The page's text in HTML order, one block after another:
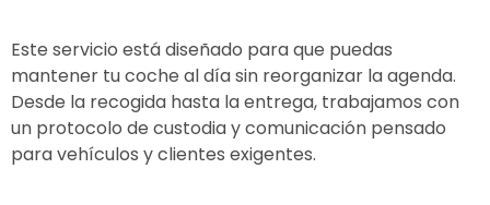
Este servicio está diseñado para que puedas
mantener tu coche al día sin reorganizar la agenda.
Desde la recogida hasta la entrega, trabajamos con
un protocolo de custodia y comunicación pensado
para vehículos y clientes exigentes.